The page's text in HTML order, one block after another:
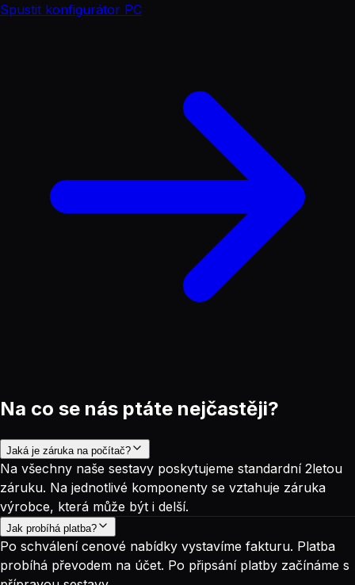
Spustit konfigurátor PC
Na co se nás ptáte nejčastěji?
Jaká je záruka na počítač?
Na všechny naše sestavy poskytujeme standardní 2letou
záruku. Na jednotlivé komponenty se vztahuje záruka
výrobce, která může být i delší.
Jak probíhá platba?
Po schválení cenové nabídky vystavíme fakturu. Platba
probíhá převodem na účet. Po připsání platby začínáme s